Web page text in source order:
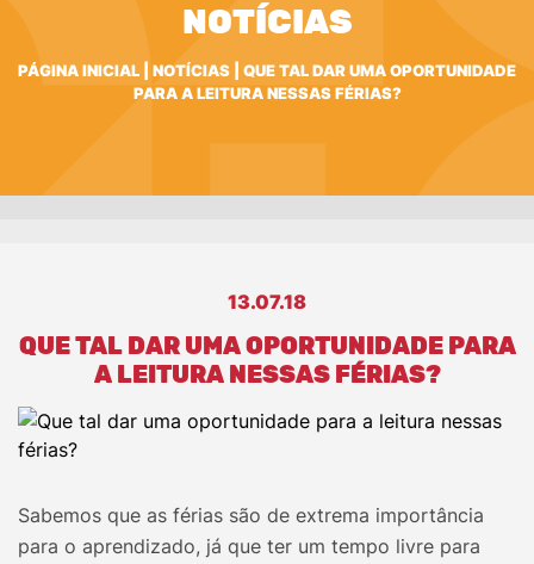
NOTÍCIAS
PÁGINA INICIAL NOTÍCIAS
QUE TAL DAR UMA OPORTUNIDADE
PARA A LEITURA NESSAS FÉRIAS?
13.07.18
QUE TAL DAR UMA OPORTUNIDADE PARA
A LEITURA NESSAS FÉRIAS?
Sabemos que as férias são de extrema importância
para o aprendizado, já que ter um tempo livre para